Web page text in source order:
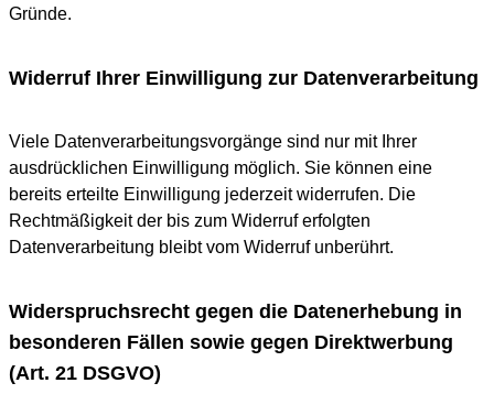
Gründe.
Widerruf Ihrer Einwilligung zur Datenverarbeitung
Viele Datenverarbeitungsvorgänge sind nur mit Ihrer
ausdrücklichen Einwilligung möglich. Sie können eine
bereits erteilte Einwilligung jederzeit widerrufen. Die
Rechtmäßigkeit der bis zum Widerruf erfolgten
Datenverarbeitung bleibt vom Widerruf unberührt.
Widerspruchsrecht gegen die Datenerhebung in
besonderen Fällen sowie gegen Direktwerbung
(Art. 21 DSGVO)